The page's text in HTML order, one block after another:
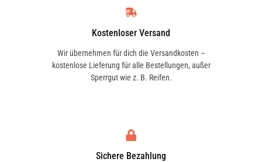
Kostenloser Versand
Wir übernehmen für dich die Versandkosten –
kostenlose Lieferung für alle Bestellungen, außer
Sperrgut wie z. B. Reifen.
Sichere Bezahlung